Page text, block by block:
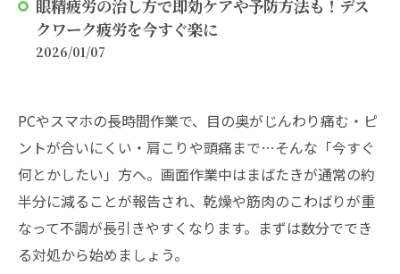
眼精疲労の治し方で即効ケアや予防方法も！デス
クワーク疲労を今すぐ楽に
2026/01/07
PCやスマホの長時間作業で、目の奥がじんわり痛む・ピ
ントが合いにくい・肩こりや頭痛まで…そんな「今すぐ
何とかしたい」方へ。画面作業中はまばたきが通常の約
半分に減ることが報告され、乾燥や筋肉のこわばりが重
なって不調が長引きやすくなります。まずは数分ででき
る対処から始めましょう。